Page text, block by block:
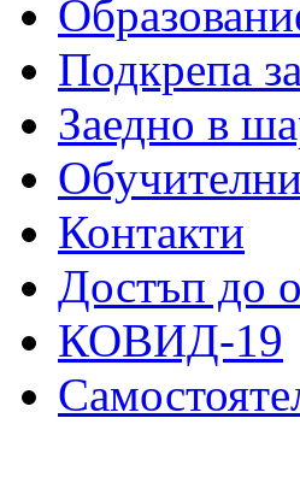
Подкрепа
Заедно в
Контакти
Достъп до
КОВИД-19